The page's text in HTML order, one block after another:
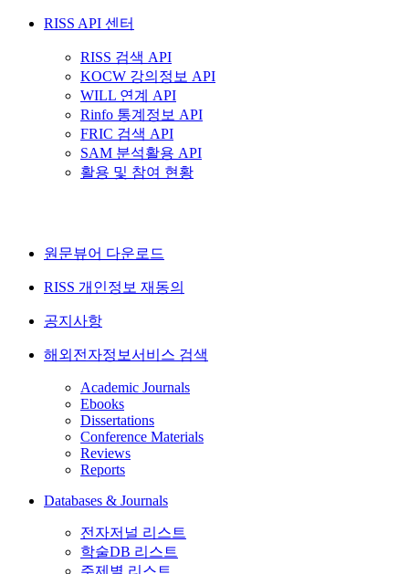
RISS API 센터
RISS 검색 API
KOCW 강의정보 API
WILL 연계 API
Rinfo 통계정보 API
FRIC 검색 API
SAM 분석활용 API
활용 및 참여 현황
원문뷰어 다운로드
RISS 개인정보 재동의
공지사항
해외전자정보서비스 검색
Academic Journals
Ebooks
Dissertations
Conference Materials
Reviews
Reports
Databases & Journals
전자저널 리스트
학술DB 리스트
주제별 리스트